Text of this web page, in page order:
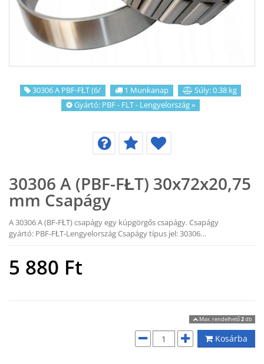
CIKKEK
30306 A PBF-FŁT (6/ 1 Munkanap
Súly: 0.38 kg
Gyártó: PBF - FLT - Lengyelország»
30306 A (PBF-FŁT) 30x72x20,75
mm Csapágy
A 30306 A (BF-FŁT) csapágy egy kúpgörgős csapágy. Csapágy
gyártó: PBF-FŁT-Lengyelország Csapágy típus jel: 30306…
5 880 Ft
Max. rendelhető2db
Kosárba